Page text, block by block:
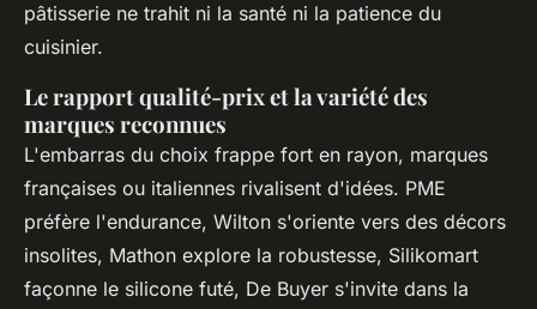
pâtisserie ne trahit ni la santé ni la patience du
cuisinier.
Le rapport qualité-prix et la variété des
marques reconnues
L'embarras du choix frappe fort en rayon, marques
françaises ou italiennes rivalisent d'idées. PME
préfère l'endurance, Wilton s'oriente vers des décors
insolites, Mathon explore la robustesse, Silikomart
façonne le silicone futé, De Buyer s'invite dans la